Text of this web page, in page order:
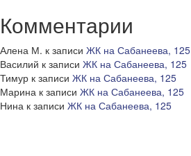
Комментарии
Алена М. к записи ЖК на Сабанеева, 125
Василий к записи ЖК на Сабанеева, 125
Тимур к записи ЖК на Сабанеева, 125
Марина к записи ЖК на Сабанеева, 125
Нина к записи ЖК на Сабанеева, 125